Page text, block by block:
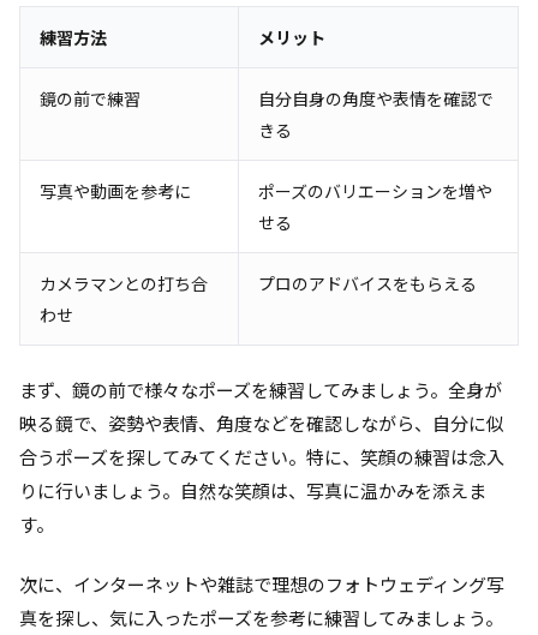
練習方法 メリット
鏡の前で練習
自分自身の角度や表情を確認で
きる
写真や動画を参考に
ポーズのバリエーションを増や
せる
カメラマンとの打ち合
わせ
プロのアドバイスをもらえる
まず、鏡の前で様々なポーズを練習してみましょう。全身が
映る鏡で、姿勢や表情、角度などを確認しながら、自分に似
合うポーズを探してみてください。特に、笑顔の練習は念入
りに行いましょう。自然な笑顔は、写真に温かみを添えま
す。
次に、インターネットや雑誌で理想のフォトウェディング写
真を探し、気に入ったポーズを参考に練習してみましょう。